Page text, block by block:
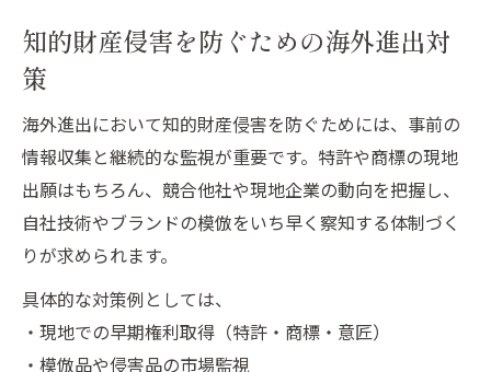
知的財産侵害を防ぐための海外進出対
策
海外進出において知的財産侵害を防ぐためには、事前の
情報収集と継続的な監視が重要です。特許や商標の現地
出願はもちろん、競合他社や現地企業の動向を把握し、
自社技術やブランドの模倣をいち早く察知する体制づく
りが求められます。
具体的な対策例としては、
・現地での早期権利取得（特許・商標・意匠）
・模倣品や侵害品の市場監視